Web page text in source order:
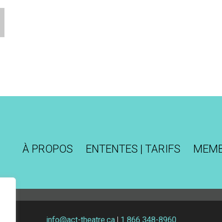
À PROPOS ENTENTES | TARIFS
info@act-theatre.ca| 1 866 348-8960